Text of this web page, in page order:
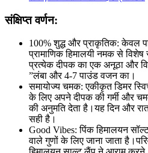
संक्षिप्त वर्णन:
100% शुद्ध और प्राकृतिक: केवल
प्रामाणिक हिमालयी नमक से
प्रत्येक दीपक का एक अनूठा और
”लंबा और 4-7 पाउंड वजन का।
समायोज्य चमक: एकीकृत डिमर
के लिए अपने दीपक की गर्मी और
की अनुमति देता है।यह दिन और
सही है।
Good Vibes: पिंक हिमालयन
वाले गुणों के लिए जाना जाता